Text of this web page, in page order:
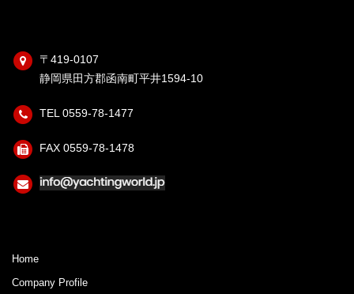
〒419-0107
静岡県田方郡函南町平井1594-10
TEL 0559-78-1477
FAX 0559-78-1478
Home
Company Profile